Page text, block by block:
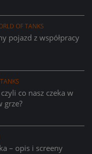
OF TANKS
pojazd z współpracy
co nasz czeka w
grze?
– opis i screeny